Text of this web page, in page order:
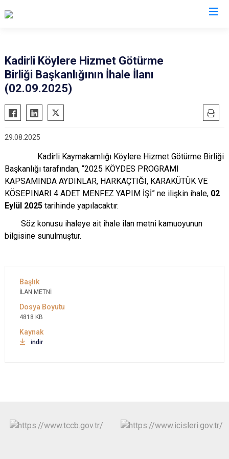
Bahçe
Düziçi
Hasanbeyli
Toprakkale
Kadirli Köylere Hizmet Götürme
Birliği Başkanlığının İhale İlanı
(02.09.2025)
29.08.2025
Kadirli Kaymakamlığı Köylere Hizmet Götürme Birliği
Başkanlığı tarafından, “2025 KÖYDES PROGRAMI
KAPSAMINDA AYDINLAR, HARKAÇTIĞI, KARAKÜTÜK VE
KÖSEPINARI 4 ADET MENFEZ YAPIM İŞİ” ne ilişkin ihale, 02
Eylül 2025 tarihinde yapılacaktır.
Söz konusu ihaleye ait ihale ilan metni kamuoyunun
bilgisine sunulmuştur.
İLAN METNİ
4818 KB
indir